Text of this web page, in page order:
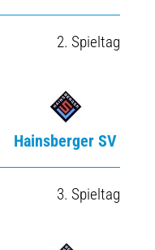
2. Spieltag
Hainsberger SV
3. Spieltag